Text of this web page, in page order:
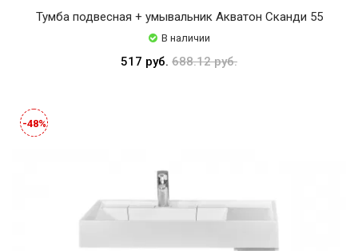
Тумба подвесная + умывальник Акватон Сканди 55
В наличии
517 руб. 688.12 руб.
-48%